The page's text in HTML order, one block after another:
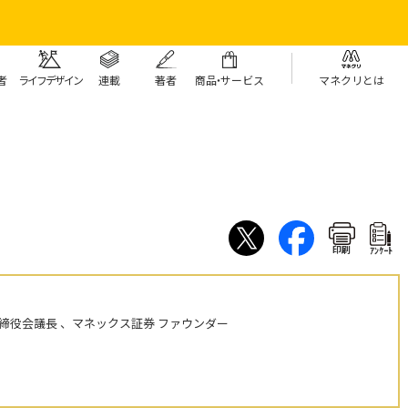
ライフデザイン 連載 著者 商品・サービス マネクリとは
印刷 ｱﾝｹｰﾄ
役会議長 、マネックス証券 ファウンダー